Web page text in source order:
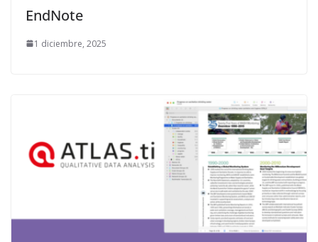
EndNote
1 diciembre, 2025